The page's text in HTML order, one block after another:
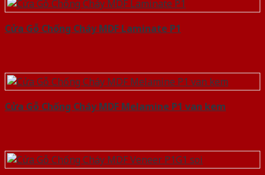
Cửa Gỗ Chống Cháy MDF Laminate P1
Cửa Gỗ Chống Cháy MDF Melamine P1 van kem